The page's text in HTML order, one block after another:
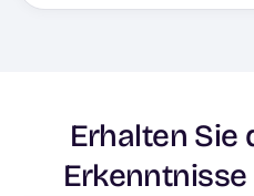
Erhalten Sie